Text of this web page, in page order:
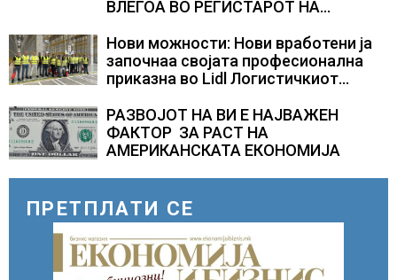
ВЛЕГОА ВО РЕГИСТАРОТ НА
СЛОВЕНИЈА
Нови можности: Нови вработени ја
започнаа својата професионална
приказна во Lidl Логистичкиот
РАЗВОЈОТ НА ВИ Е НАЈВАЖЕН
ФАКТОР ЗА РАСТ НА
АМЕРИКАНСКАТА ЕКОНОМИЈА
ПРЕТПЛАТИ СЕ